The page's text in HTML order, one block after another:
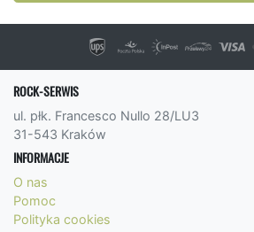
ROCK-SERWIS
ul. płk. Francesco Nullo 28/LU3
31-543 Kraków
INFORMACJE
O nas
Pomoc
Polityka cookies